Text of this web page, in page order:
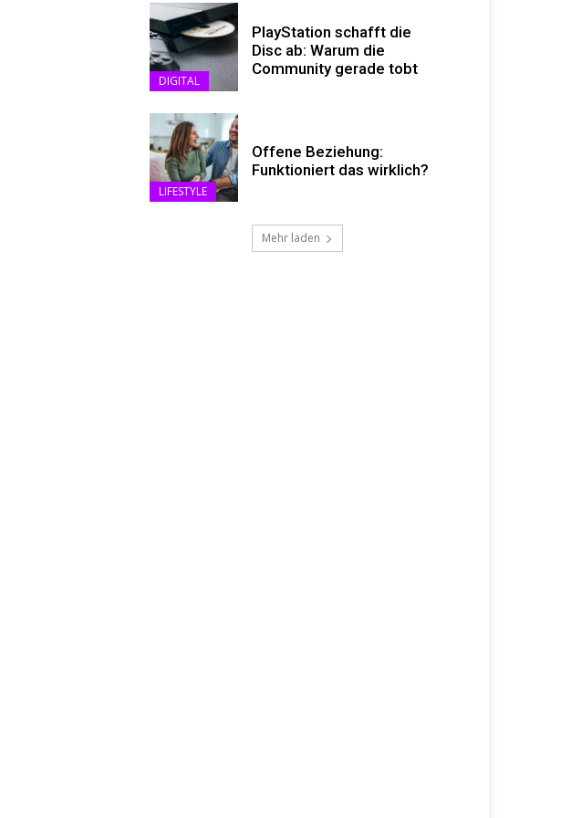
DIGITAL
PlayStation schafft die
Disc ab: Warum die
Community gerade tobt
LIFESTYLE
Offene Beziehung:
Funktioniert das wirklich?
Mehr laden